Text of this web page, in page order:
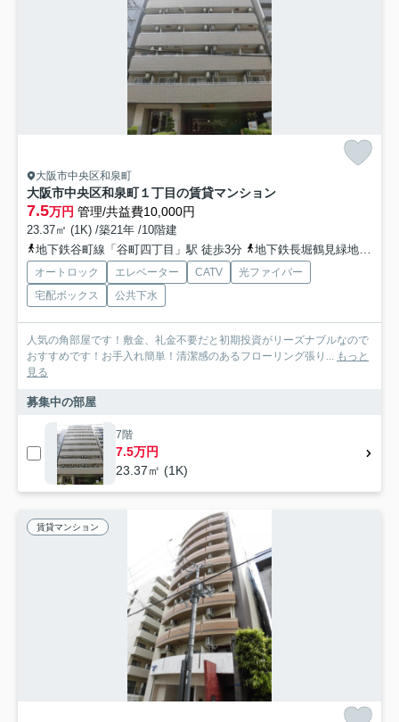
大阪市中央区和泉町
大阪市中央区和泉町１丁目の賃貸マンション
7.5万円 管理/共益費10,000円
23.37㎡ (1K) /築21年 /10階建
地下鉄谷町線「谷町四丁目」駅 徒歩3分
地下鉄長堀鶴見緑地「谷町六丁目」駅 徒歩6分
オートロック エレベーター CATV
光ファイバー
宅配ボックス
公共下水
人気の角部屋です！敷金、礼金不要だと初期投資がリーズナブルなので
おすすめです！お手入れ簡単！清潔感のあるフローリング張り... もっと
見る
募集中の部屋
7階
7.5万円
23.37㎡ (1K)
賃貸マンション